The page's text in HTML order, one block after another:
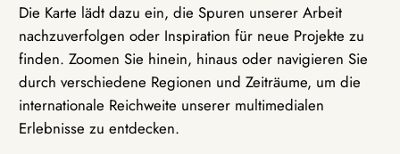
Die Karte lädt dazu ein, die Spuren unserer Arbeit
nachzuverfolgen oder Inspiration für neue Projekte zu
finden. Zoomen Sie hinein, hinaus oder navigieren Sie
durch verschiedene Regionen und Zeiträume, um die
internationale Reichweite unserer multimedialen
Erlebnisse zu entdecken.